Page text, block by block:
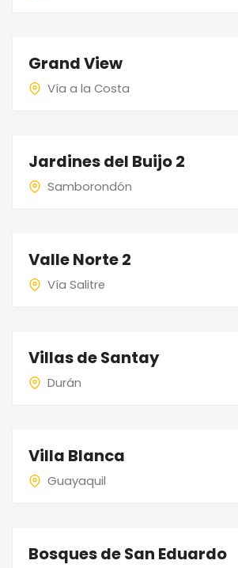
Grand View
Vía a la Costa
Jardines del Buijo 2
Samborondón
Valle Norte 2
Vía Salitre
Villas de Santay
Durán
Villa Blanca
Guayaquil
Bosques de San Eduardo